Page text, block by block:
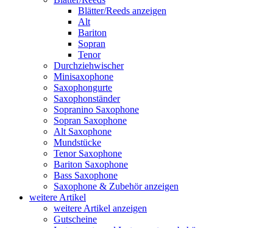
Blätter/Reeds anzeigen
Alt
Bariton
Sopran
Tenor
Durchziehwischer
Minisaxophone
Saxophongurte
Saxophonständer
Sopranino Saxophone
Sopran Saxophone
Alt Saxophone
Mundstücke
Tenor Saxophone
Bariton Saxophone
Bass Saxophone
Saxophone & Zubehör anzeigen
weitere Artikel
weitere Artikel anzeigen
Gutscheine